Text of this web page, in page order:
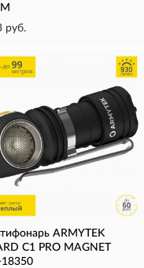
руб.
ARMYTEK
C1 PRO MAGNET